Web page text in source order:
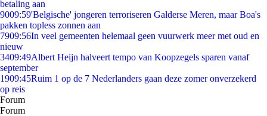
betaling aan
9009:59'Belgische' jongeren terroriseren Galderse Meren, maar Boa's
pakken topless zonnen aan
7909:56In veel gemeenten helemaal geen vuurwerk meer met oud en
nieuw
3409:49Albert Heijn halveert tempo van Koopzegels sparen vanaf
september
1909:45Ruim 1 op de 7 Nederlanders gaan deze zomer onverzekerd
op reis
Forum
Forum